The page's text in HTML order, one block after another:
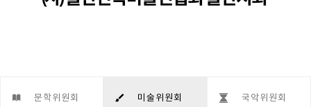
문학위원회 미술위원회 국악위원회